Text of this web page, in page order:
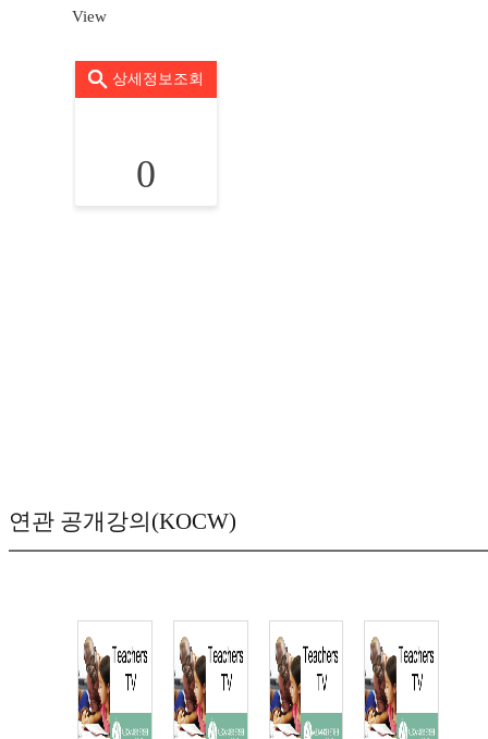
View
상세정보조회
0
연관 공개강의(KOCW)